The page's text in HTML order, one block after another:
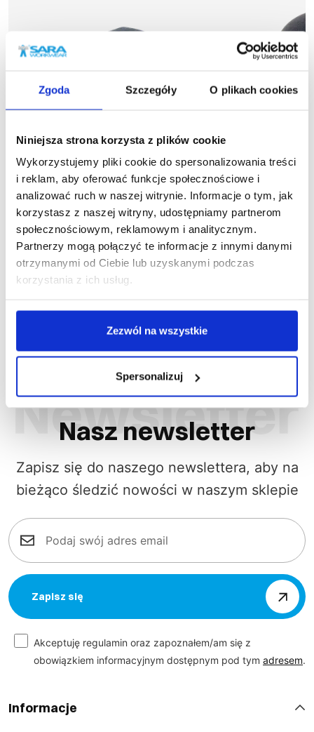
Zgoda Szczegóły O plikach cookies
Niniejsza strona korzysta z plików cookie
Wykorzystujemy pliki cookie do spersonalizowania treści
i reklam, aby oferować funkcje społecznościowe i
analizować ruch w naszej witrynie. Informacje o tym, jak
korzystasz z naszej witryny, udostępniamy partnerom
społecznościowym, reklamowym i analitycznym.
Partnerzy mogą połączyć te informacje z innymi danymi
otrzymanymi od Ciebie lub uzyskanymi podczas
korzystania z ich usług.
Zezwól na wszystkie
Spersonalizuj
więcej
Czapka letnia STANDARD PLUS
20,70 zł brutto
Czapka
Nasz newsletter
Zapisz się do naszego newslettera, aby na
bieżąco śledzić nowości w naszym sklepie
Zapisz się
Akceptuję regulamin oraz zapoznałem/am się z
obowiązkiem informacyjnym dostępnym pod tym adresem.
Informacje